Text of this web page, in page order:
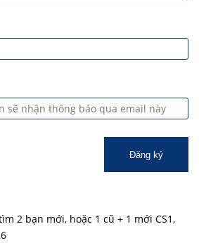
Đăng ký
2 bạn mới, hoặc 1 cũ + 1 mới CS1,